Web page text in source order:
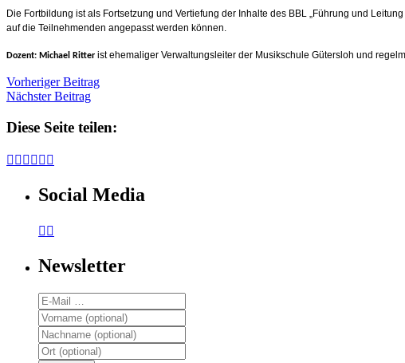
Die Fortbildung ist als Fortsetzung und Vertiefung der Inhalte des BBL „Führung und
auf die Teilnehmenden angepasst werden können.
Dozent: Michael Ritter ist ehemaliger Verwaltungsleiter der Musikschule Gütersloh und
Vorheriger Beitrag
Nächster Beitrag
Diese Seite teilen:
     
Social Media
 
Newsletter